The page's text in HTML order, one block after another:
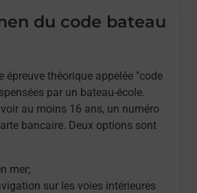
du code bateau
théorique appelée "code
par un bateau-école.
au moins 16 ans, un numéro
bancaire. Deux options sont
mer;
sur les voies intérieures